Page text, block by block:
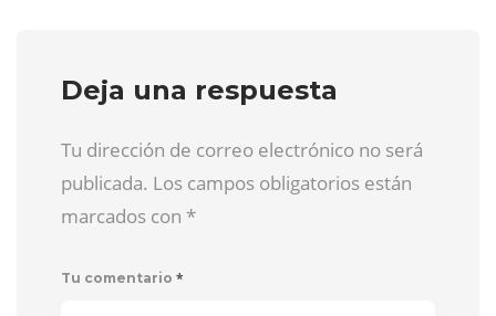
Deja una respuesta
Tu dirección de correo electrónico no será
publicada. Los campos obligatorios están
marcados con *
Tu comentario *